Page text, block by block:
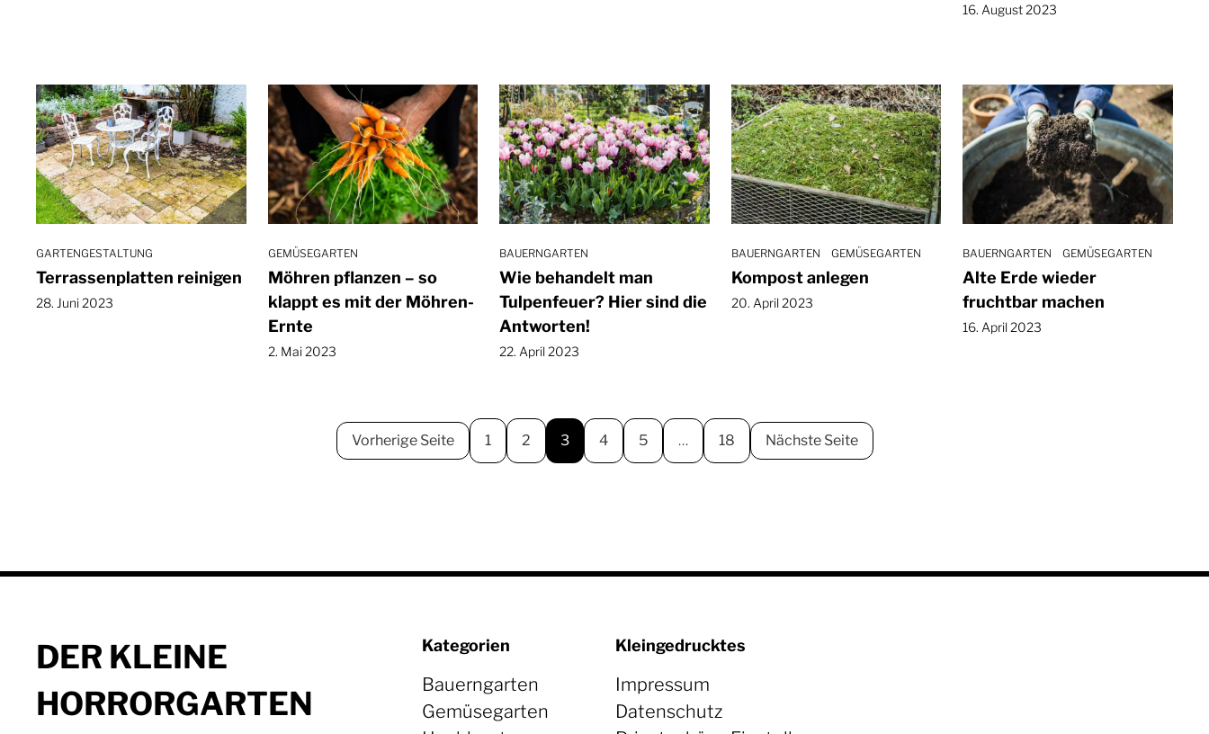
16. August 2023
GARTENGESTALTUNG
Terrassenplatten reinigen
28. Juni 2023
GEMÜSEGARTEN
Möhren pflanzen – so
klappt es mit der Möhren-
Ernte
2. Mai 2023
BAUERNGARTEN
Wie behandelt man
Tulpenfeuer? Hier sind die
Antworten!
22. April 2023
BAUERNGARTEN GEMÜSEGARTEN
Kompost anlegen
20. April 2023
BAUERNGARTEN GEMÜSEGARTEN
Alte Erde wieder
fruchtbar machen
16. April 2023
Vorherige Seite 1 2 3 4 5 … 18 Nächste Seite
DER KLEINE
HORRORGARTEN
Kategorien
Bauerngarten
Gemüsegarten
Kleingedrucktes
Impressum
Datenschutz